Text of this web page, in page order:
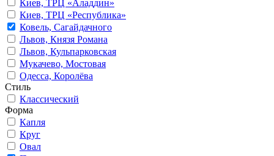
Киев, ТРЦ «Аладдин»
Киев, ТРЦ «Республика»
Ковель, Сагайдачного
Львов, Князя Романа
Львов, Кульпарковская
Мукачево, Мостовая
Одесса, Королёва
Стиль
Классический
Форма
Капля
Круг
Овал